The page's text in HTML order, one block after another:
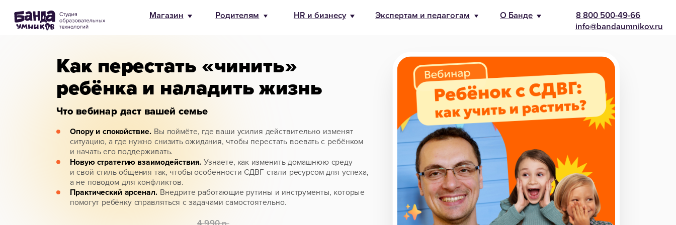
info@bandaumnikov.ru
Экспертам и педагогам О Банде
Родителям HR и бизнесу
Как перестать «чинить»
ребёнка и наладить жизнь
Что вебинар даст вашей семье
Опору и спокойствие. Вы поймёте, где ваши усилия действительно изменят
ситуацию, а где нужно снизить ожидания, чтобы перестать воевать с ребёнком
и начать его поддерживать.
Новую стратегию взаимодействия. Узнаете, как изменить домашнюю среду
и свой стиль общения так, чтобы особенности СДВГ стали ресурсом для успеха,
а не поводом для конфликтов.
Практический арсенал. Внедрите работающие рутины и инструменты, которые
помогут ребёнку справляться с задачами самостоятельно.